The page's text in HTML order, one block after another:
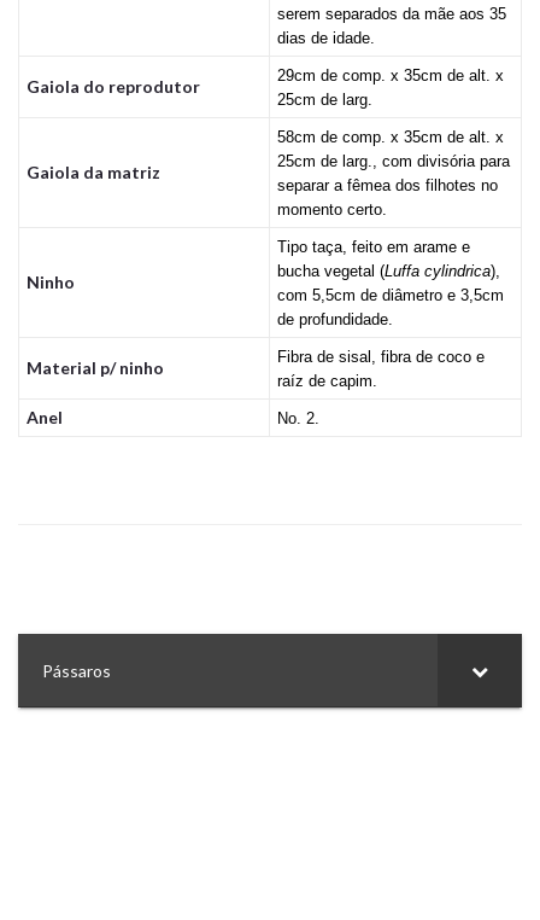
serem separados da mãe aos 35
dias de idade.
Gaiola do reprodutor
29cm de comp. x 35cm de alt. x
25cm de larg.
Gaiola da matriz
58cm de comp. x 35cm de alt. x
25cm de larg., com divisória para
separar a fêmea dos filhotes no
momento certo.
Ninho
Tipo taça, feito em arame e
bucha vegetal (Luffa cylindrica),
com 5,5cm de diâmetro e 3,5cm
de profundidade.
Material p/ ninho
Fibra de sisal, fibra de coco e
raíz de capim.
Anel No. 2.
Pássaros